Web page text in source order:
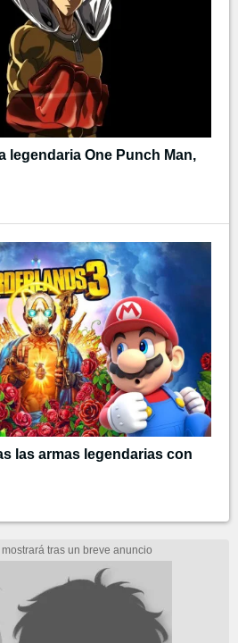
legendaria One Punch Man,
las armas legendarias con